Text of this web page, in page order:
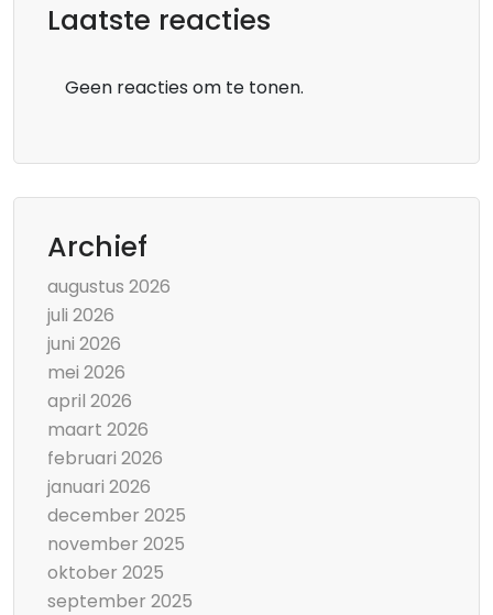
Laatste reacties
Geen reacties om te tonen.
Archief
augustus 2026
juli 2026
juni 2026
mei 2026
april 2026
maart 2026
februari 2026
januari 2026
december 2025
november 2025
oktober 2025
september 2025